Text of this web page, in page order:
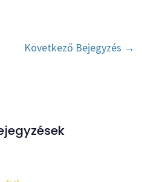
Következő Bejegyzés →